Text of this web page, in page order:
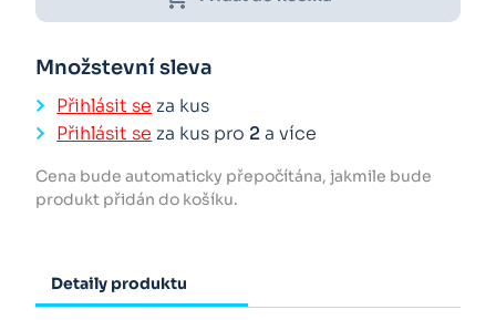
Množstevní sleva
Přihlásit se za kus
Přihlásit se za kus pro 2a více
Cena bude automaticky přepočítána, jakmile bude
produkt přidán do košíku.
Detaily produktu